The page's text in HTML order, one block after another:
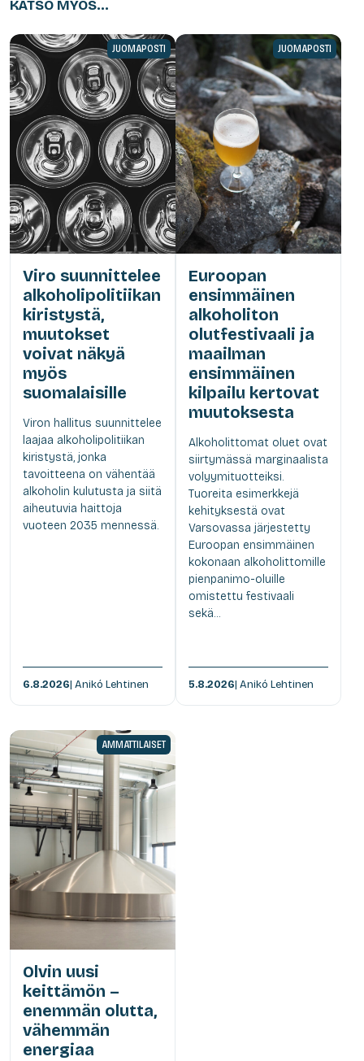
KATSO MYÖS...
JUOMAPOSTI
Viro suunnittelee
alkoholipolitiikan
kiristystä,
muutokset
voivat näkyä
myös
suomalaisille
Viron hallitus suunnittelee
laajaa alkoholipolitiikan
kiristystä, jonka
tavoitteena on vähentää
alkoholin kulutusta ja siitä
aiheutuvia haittoja
vuoteen 2035 mennessä.
6.8.2026| Anikó Lehtinen
JUOMAPOSTI
Euroopan
ensimmäinen
alkoholiton
olutfestivaali ja
maailman
ensimmäinen
kilpailu kertovat
muutoksesta
Alkoholittomat oluet ovat
siirtymässä marginaalista
volyymituotteiksi.
Tuoreita esimerkkejä
kehityksestä ovat
Varsovassa järjestetty
Euroopan ensimmäinen
kokonaan alkoholittomille
pienpanimo-oluille
omistettu festivaali
sekä...
5.8.2026| Anikó Lehtinen
AMMATTILAISET
Olvin uusi
keittämön –
enemmän olutta,
vähemmän
energiaa